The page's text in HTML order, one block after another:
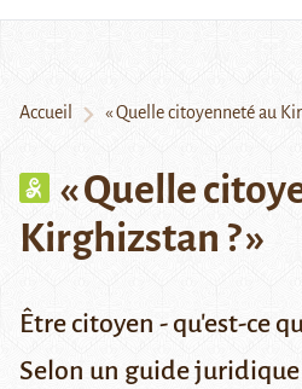
Accueil « Quelle citoyenneté au
« Quelle
Kirghizstan ? »
Être citoyen - qu'est-ce
Selon un guide juridique